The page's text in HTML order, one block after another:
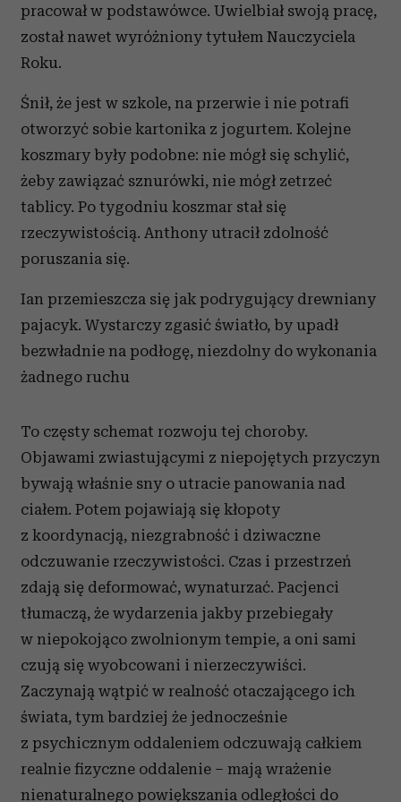
pracował w podstawówce. Uwielbiał swoją pracę,
został nawet wyróżniony tytułem Nauczyciela
Roku.
Śnił, że jest w szkole, na przerwie i nie potrafi
otworzyć sobie kartonika z jogurtem. Kolejne
koszmary były podobne: nie mógł się schylić,
żeby zawiązać sznurówki, nie mógł zetrzeć
tablicy. Po tygodniu koszmar stał się
rzeczywistością. Anthony utracił zdolność
poruszania się.
Ian przemieszcza się jak podrygujący drewniany
pajacyk. Wystarczy zgasić światło, by upadł
bezwładnie na podłogę, niezdolny do wykonania
żadnego ruchu
To częsty schemat rozwoju tej choroby.
Objawami zwiastującymi z niepojętych przyczyn
bywają właśnie sny o utracie panowania nad
ciałem. Potem pojawiają się kłopoty
z koordynacją, niezgrabność i dziwaczne
odczuwanie rzeczywistości. Czas i przestrzeń
zdają się deformować, wynaturzać. Pacjenci
tłumaczą, że wydarzenia jakby przebiegały
w niepokojąco zwolnionym tempie, a oni sami
czują się wyobcowani i nierzeczywiści.
Zaczynają wątpić w realność otaczającego ich
świata, tym bardziej że jednocześnie
z psychicznym oddaleniem odczuwają całkiem
realnie fizyczne oddalenie – mają wrażenie
nienaturalnego powiększania odległości do